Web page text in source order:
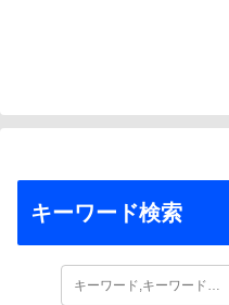
キーワード検索